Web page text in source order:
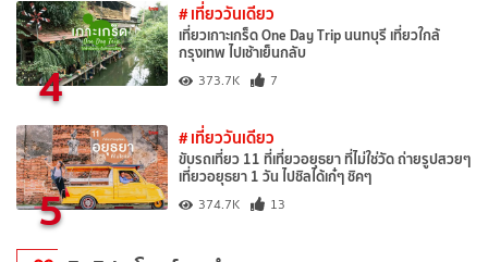
4
# เที่ยววันเดียว
เที่ยวเกาะเกร็ด One Day Trip นนทบุรี เที่ยวใกล้
กรุงเทพ ไปเช้าเย็นกลับ
373.7K 7
5
# เที่ยววันเดียว
ขับรถเที่ยว 11 ที่เที่ยวอยุธยา ที่ไม่ใช่วัด ถ่ายรูปสวยๆ
เที่ยวอยุธยา 1 วัน ไปชิลได้เก๋ๆ ชิคๆ
374.7K 13